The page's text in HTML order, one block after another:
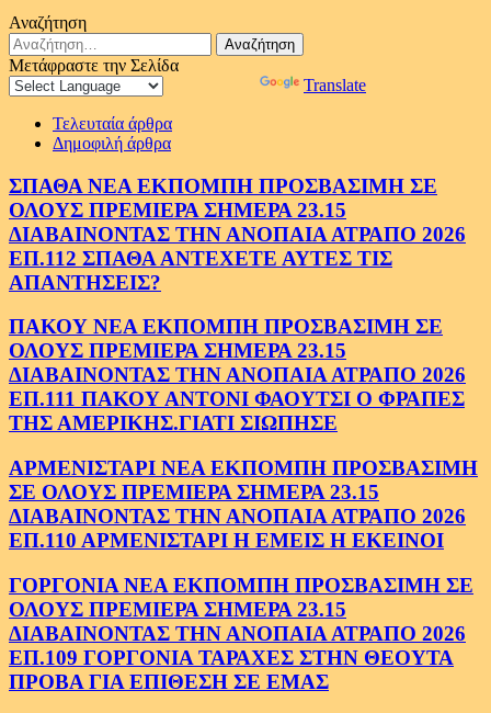
Αναζήτηση
Αναζήτηση
για:
Μετάφραστε την Σελίδα
Translate
Τελευταία άρθρα
Δημοφιλή άρθρα
ΣΠΑΘΑ ΝΕΑ ΕΚΠΟΜΠΗ ΠΡΟΣΒΑΣΙΜΗ ΣΕ
ΟΛΟΥΣ ΠΡΕΜΙΕΡΑ ΣΗΜΕΡΑ 23.15
ΔΙΑΒΑΙΝΟΝΤΑΣ ΤΗΝ ΑΝΟΠΑΙΑ ΑΤΡΑΠΟ 2026
ΕΠ.112 ΣΠΑΘΑ ΑΝΤΕΧΕΤΕ ΑΥΤΕΣ ΤΙΣ
ΑΠΑΝΤΗΣΕΙΣ?
ΠΑΚΟΥ ΝΕΑ ΕΚΠΟΜΠΗ ΠΡΟΣΒΑΣΙΜΗ ΣΕ
ΟΛΟΥΣ ΠΡΕΜΙΕΡΑ ΣΗΜΕΡΑ 23.15
ΔΙΑΒΑΙΝΟΝΤΑΣ ΤΗΝ ΑΝΟΠΑΙΑ ΑΤΡΑΠΟ 2026
ΕΠ.111 ΠΑΚΟΥ ΑΝΤΟΝΙ ΦΑΟΥΤΣΙ Ο ΦΡΑΠΕΣ
ΤΗΣ ΑΜΕΡΙΚΗΣ.ΓΙΑΤΙ ΣΙΩΠΗΣΕ
ΑΡΜΕΝΙΣΤΑΡΙ ΝΕΑ ΕΚΠΟΜΠΗ ΠΡΟΣΒΑΣΙΜΗ
ΣΕ ΟΛΟΥΣ ΠΡΕΜΙΕΡΑ ΣΗΜΕΡΑ 23.15
ΔΙΑΒΑΙΝΟΝΤΑΣ ΤΗΝ ΑΝΟΠΑΙΑ ΑΤΡΑΠΟ 2026
ΕΠ.110 ΑΡΜΕΝΙΣΤΑΡΙ Η ΕΜΕΙΣ Η ΕΚΕΙΝΟΙ
ΓΟΡΓΟΝΙΑ ΝΕΑ ΕΚΠΟΜΠΗ ΠΡΟΣΒΑΣΙΜΗ ΣΕ
ΟΛΟΥΣ ΠΡΕΜΙΕΡΑ ΣΗΜΕΡΑ 23.15
ΔΙΑΒΑΙΝΟΝΤΑΣ ΤΗΝ ΑΝΟΠΑΙΑ ΑΤΡΑΠΟ 2026
ΕΠ.109 ΓΟΡΓΟΝΙΑ ΤΑΡΑΧΕΣ ΣΤΗΝ ΘΕΟΥΤΑ
ΠΡΟΒΑ ΓΙΑ ΕΠΙΘΕΣΗ ΣΕ ΕΜΑΣ